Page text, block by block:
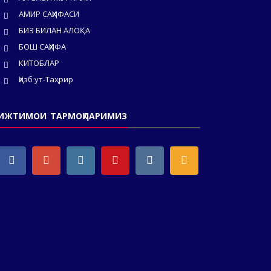
АМИР САҲИФАСИ
БИЗ БИЛАН АЛОҚА
БОШ САҲИФА
КИТОБЛАР
Ҳизб ут-Таҳрир
ТАРМОҚЛАРИМИЗ